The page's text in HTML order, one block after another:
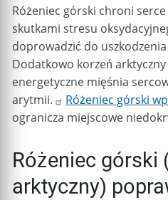
Różeniec górski chroni
skutkami stresu
doprowadzić do
Dodatkowo korzeń
energetyczne mięśnia
arytmii.
Różeniec górski
ogranicza miejscowe
Różeniec górski
arktyczny)